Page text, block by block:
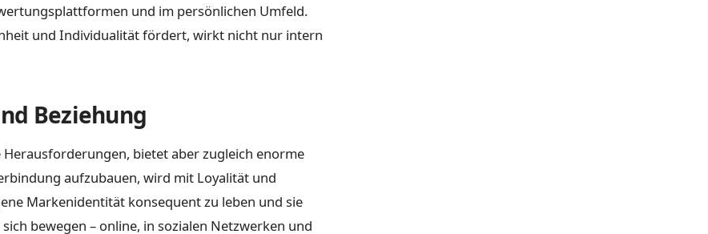
und im persönlichen Umfeld.
und Individualität fördert, wirkt nicht nur intern
Beziehung
bietet aber zugleich enorme
aufzubauen, wird mit Loyalität und
Markenidentität konsequent zu leben und sie
bewegen – online, in sozialen Netzwerken und